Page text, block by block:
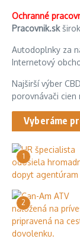
Ochranné
Pracovnik.sk
Autodoplnky za
Internetový
Najširší výber
porovnávači cien
Vyberáme
1
2